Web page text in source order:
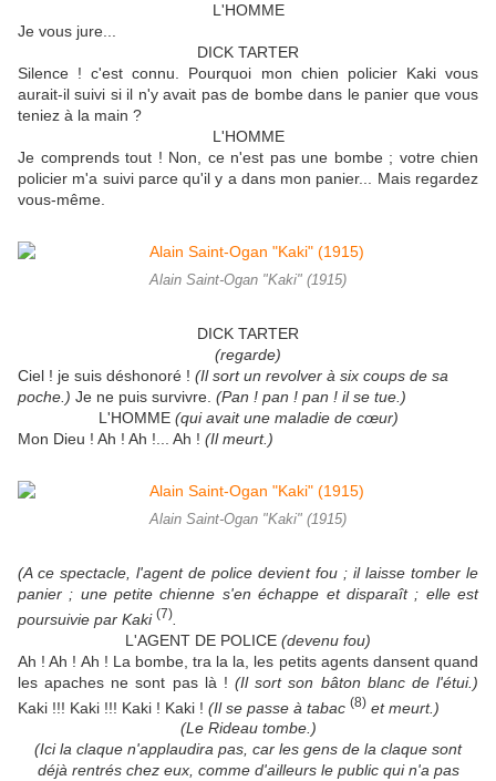
L'HOMME
Je vous jure...
DICK TARTER
Silence ! c'est connu. Pourquoi mon chien policier Kaki vous
aurait-il suivi si il n'y avait pas de bombe dans le panier que vous
teniez à la main ?
L'HOMME
Je comprends tout ! Non, ce n'est pas une bombe ; votre chien
policier m'a suivi parce qu'il y a dans mon panier... Mais regardez
vous-même.
Alain Saint-Ogan "Kaki" (1915)
DICK TARTER
(regarde)
Ciel ! je suis déshonoré ! (Il sort un revolver à six coups de sa
poche.) Je ne puis survivre. (Pan ! pan ! pan ! il se tue.)
L'HOMME (qui avait une maladie de cœur)
Mon Dieu ! Ah ! Ah !... Ah ! (Il meurt.)
Alain Saint-Ogan "Kaki" (1915)
(A ce spectacle, l'agent de police devient fou ; il laisse tomber le
panier ; une petite chienne s'en échappe et disparaît ; elle est
poursuivie par Kaki (7)
L'AGENT DE POLICE (devenu fou)
Ah ! Ah ! Ah ! La bombe, tra la la, les petits agents dansent quand
les apaches ne sont pas là !(Il sort son bâton blanc de l'étui.)
Kaki !!! Kaki !!! Kaki ! Kaki ! (Il se passe à tabac (8) et meurt.)
(Le Rideau tombe.)
(Ici la claque n'applaudira pas, car les gens de la claque sont
déjà rentrés chez eux, comme d'ailleurs le public qui n'a pas